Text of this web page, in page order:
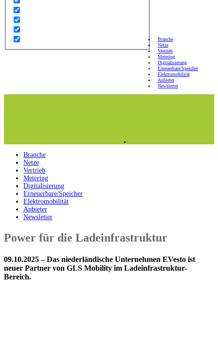
Branche
Netze
Vertrieb
Metering
Digitalisierung
Erneuerbare/Speicher
Elektromobilität
Anbieter
Newsletter
Branche
Netze
Vertrieb
Metering
Digitalisierung
Erneuerbare/Speicher
Elektromobilität
Anbieter
Newsletter
Power für die Ladeinfrastruktur
09.10.2025 – Das niederländische Unternehmen EVesto ist
neuer Partner von GLS Mobility im Ladeinfrastruktur-
Bereich.